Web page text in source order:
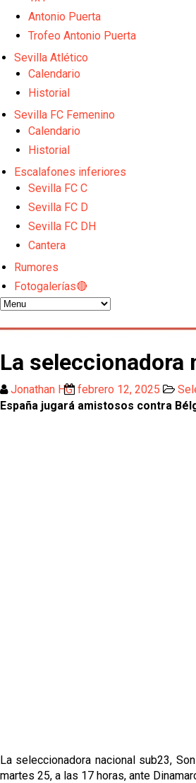
Djibril Sow pone rumbo a Italia
Kochorashvili, seria opción
Oso es el siguiente en la lista
Antonio Puerta
Trofeo Antonio Puerta
Sevilla Atlético
Calendario
Historial
Sevilla FC Femenino
Calendario
Historial
Escalafones inferiores
Sevilla FC C
Sevilla FC D
Sevilla FC DH
Cantera
Rumores
Fotogalerías🔴
La seleccionadora
Jonathan HG febrero 12, 2025
España jugará amistosos contra
La seleccionadora nacional sub23,
martes 25, a las 17 horas, ante